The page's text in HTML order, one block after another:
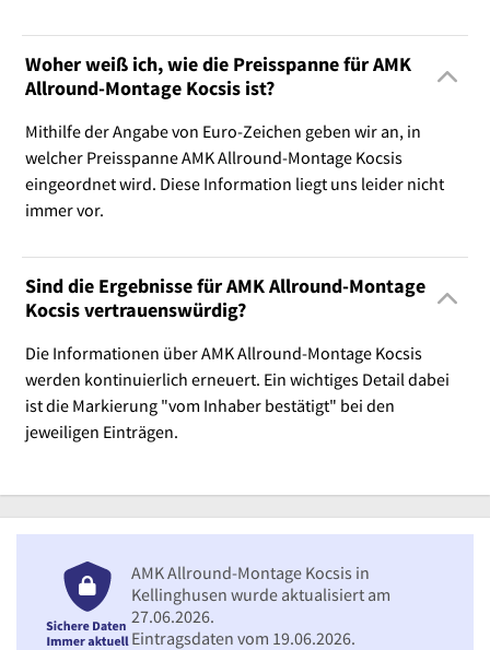
Woher weiß ich, wie die Preisspanne für AMK
Allround-Montage Kocsis ist?
Mithilfe der Angabe von Euro-Zeichen geben wir an, in
welcher Preisspanne AMK Allround-Montage Kocsis
eingeordnet wird. Diese Information liegt uns leider nicht
immer vor.
Sind die Ergebnisse für AMK Allround-Montage
Kocsis vertrauenswürdig?
Die Informationen über AMK Allround-Montage Kocsis
werden kontinuierlich erneuert. Ein wichtiges Detail dabei
ist die Markierung "vom Inhaber bestätigt" bei den
jeweiligen Einträgen.
AMK Allround-Montage Kocsis in
Kellinghusen wurde aktualisiert am
27.06.2026.
Eintragsdaten vom 19.06.2026.